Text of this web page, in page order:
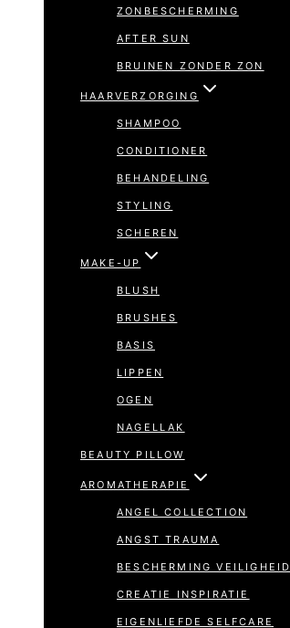
ZONBESCHERMING
AFTER SUN
BRUINEN ZONDER ZON
HAARVERZORGING
SHAMPOO
CONDITIONER
BEHANDELING
STYLING
SCHEREN
MAKE-UP
BLUSH
BRUSHES
BASIS
LIPPEN
OGEN
NAGELLAK
BEAUTY PILLOW
AROMATHERAPIE
ANGEL COLLECTION
ANGST TRAUMA
BESCHERMING VEILIGHEID
CREATIE INSPIRATIE
EIGENLIEFDE SELFCARE